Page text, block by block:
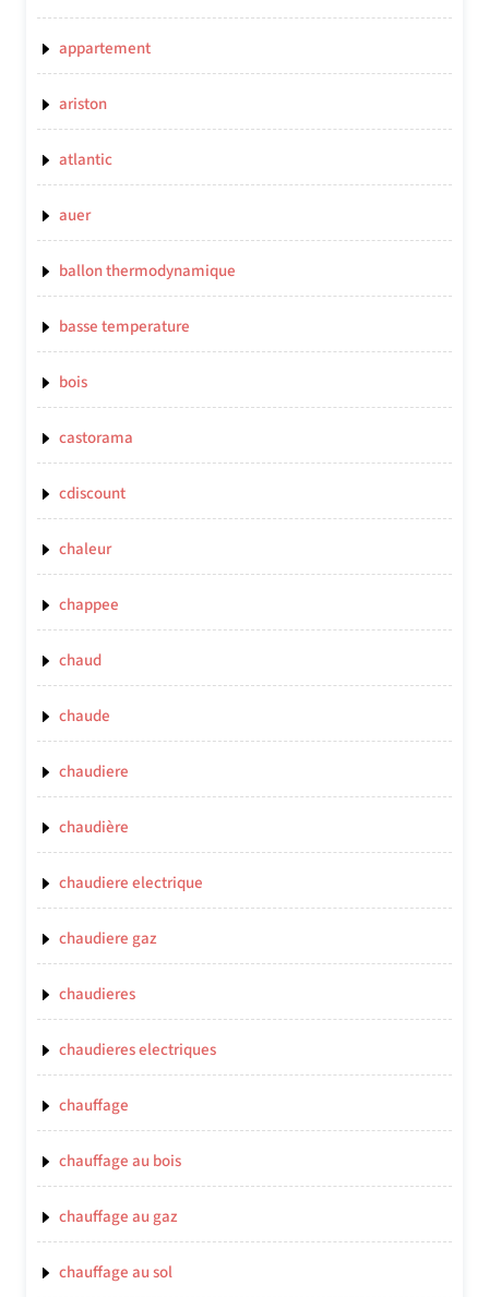
appartement
ariston
atlantic
auer
ballon thermodynamique
basse temperature
bois
castorama
cdiscount
chaleur
chappee
chaud
chaude
chaudiere
chaudière
chaudiere electrique
chaudiere gaz
chaudieres
chaudieres electriques
chauffage
chauffage au bois
chauffage au gaz
chauffage au sol